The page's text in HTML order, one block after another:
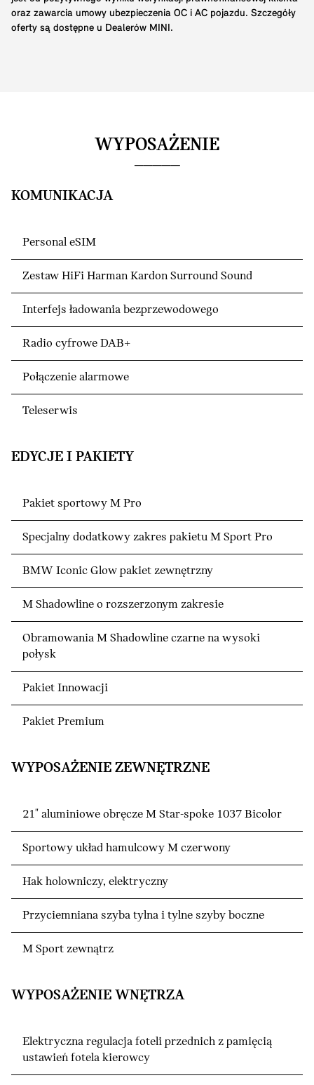
oraz zawarcia umowy ubezpieczenia OC i AC pojazdu. Szczegóły
oferty są dostępne u Dealerów MINI.
WYPOSAŻENIE
KOMUNIKACJA
Personal eSIM
Zestaw HiFi Harman Kardon Surround Sound
Interfejs ładowania bezprzewodowego
Radio cyfrowe DAB+
Połączenie alarmowe
Teleserwis
EDYCJE I PAKIETY
Pakiet sportowy M Pro
Specjalny dodatkowy zakres pakietu M Sport Pro
BMW Iconic Glow pakiet zewnętrzny
M Shadowline o rozszerzonym zakresie
Obramowania M Shadowline czarne na wysoki
połysk
Pakiet Innowacji
Pakiet Premium
WYPOSAŻENIE ZEWNĘTRZNE
21" aluminiowe obręcze M Star-spoke 1037 Bicolor
Sportowy układ hamulcowy M czerwony
Hak holowniczy, elektryczny
Przyciemniana szyba tylna i tylne szyby boczne
M Sport zewnątrz
WYPOSAŻENIE WNĘTRZA
Elektryczna regulacja foteli przednich z pamięcią
ustawień fotela kierowcy